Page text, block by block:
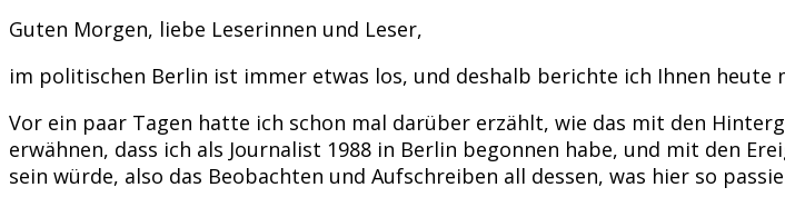
Guten Morgen, liebe Leserinnen und Leser,
im politischen Berlin ist immer etwas los, und deshalb berichte ich Ihnen heute
Vor ein paar Tagen hatte ich schon mal darüber erzählt, wie das mit den
erwähnen, dass ich als Journalist 1988 in Berlin begonnen habe, und mit den
sein würde, also das Beobachten und Aufschreiben all dessen, was hier so